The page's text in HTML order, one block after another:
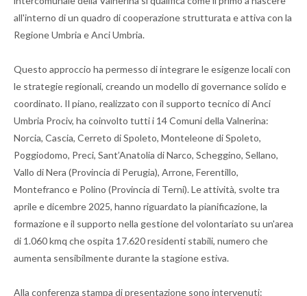
all'interno di un quadro di cooperazione strutturata e attiva con la
Regione Umbria e Anci Umbria.
Questo approccio ha permesso di integrare le esigenze locali con
le strategie regionali, creando un modello di governance solido e
coordinato. Il piano, realizzato con il supporto tecnico di Anci
Umbria Prociv, ha coinvolto tutti i 14 Comuni della Valnerina:
Norcia, Cascia, Cerreto di Spoleto, Monteleone di Spoleto,
Poggiodomo, Preci, Sant’Anatolia di Narco, Scheggino, Sellano,
Vallo di Nera (Provincia di Perugia), Arrone, Ferentillo,
Montefranco e Polino (Provincia di Terni). Le attività, svolte tra
aprile e dicembre 2025, hanno riguardato la pianificazione, la
formazione e il supporto nella gestione del volontariato su un'area
di 1.060 kmq che ospita 17.620 residenti stabili, numero che
aumenta sensibilmente durante la stagione estiva.
Alla conferenza stampa di presentazione sono intervenuti: